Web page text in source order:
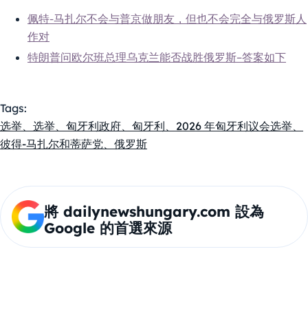
佩特-马扎尔不会与普京做朋友，但也不会完全与俄罗斯人
作对
特朗普问欧尔班总理乌克兰能否战胜俄罗斯–答案如下
Tags:
选举、选举、匈牙利政府、匈牙利、2026 年匈牙利议会选举、
彼得-马扎尔和蒂萨党、俄罗斯
將 dailynewshungary.com 設為
Google 的首選來源